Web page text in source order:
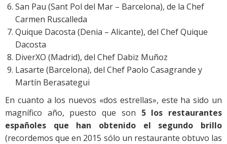
San Pau (Sant Pol del Mar – Barcelona), de la Chef
Carmen Ruscalleda
Quique Dacosta (Denia – Alicante), del Chef Quique
Dacosta
DiverXO (Madrid), del Chef Dabiz Muñoz
Lasarte (Barcelona), del Chef Paolo Casagrande y
Martín Berasategui
En cuanto a los nuevos «dos estrellas», este ha sido un
magnífico año, puesto que son 5 los restaurantes
españoles que han obtenido el segundo brillo
(recordemos que en 2015 sólo un restaurante obtuvo las